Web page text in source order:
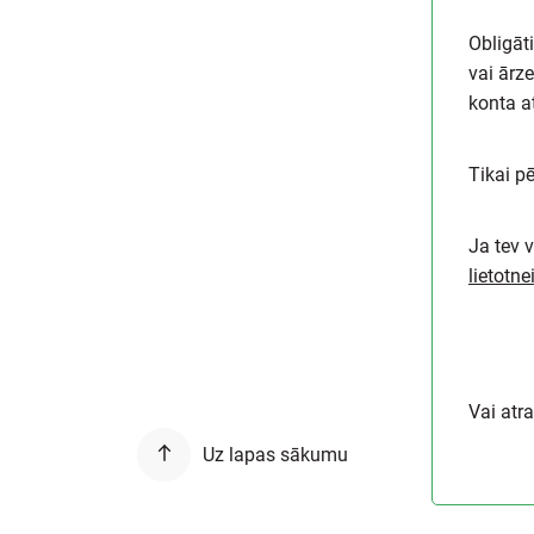
vai
konta
Tikai
Ja tev
Vai
Uz lapas sākumu